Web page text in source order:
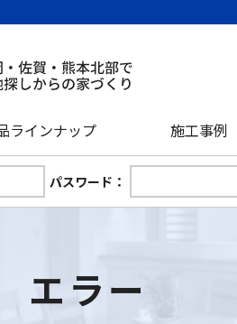
ラインナップ 施工事例
パスワード：
エラー